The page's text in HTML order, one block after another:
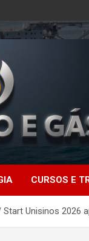
|
a
CURSOS E
Start Unisinos 2026